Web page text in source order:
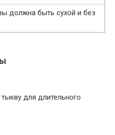
должна быть сухой и без
для длительного